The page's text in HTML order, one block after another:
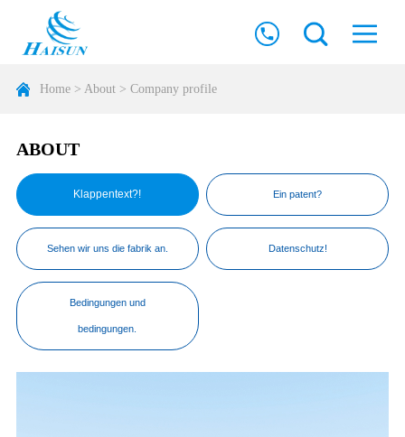
Home> About> Company profile
ABOUT
Klappentext?! Ein patent?
Sehen wir uns die fabrik an. Datenschutz!
Bedingungen und
bedingungen.